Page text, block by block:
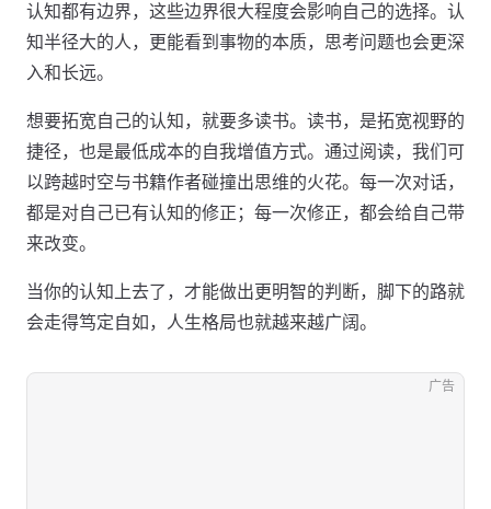
认知都有边界，这些边界很大程度会影响自己的选择。认
知半径大的人，更能看到事物的本质，思考问题也会更深
入和长远。
想要拓宽自己的认知，就要多读书。读书，是拓宽视野的
捷径，也是最低成本的自我增值方式。通过阅读，我们可
以跨越时空与书籍作者碰撞出思维的火花。每一次对话，
都是对自己已有认知的修正；每一次修正，都会给自己带
来改变。
当你的认知上去了，才能做出更明智的判断，脚下的路就
会走得笃定自如，人生格局也就越来越广阔。
广告